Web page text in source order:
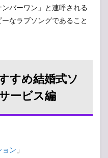
バーワン」と連呼される
なラブソングであること
すめ結婚式ソ
ービス編
ョン 」